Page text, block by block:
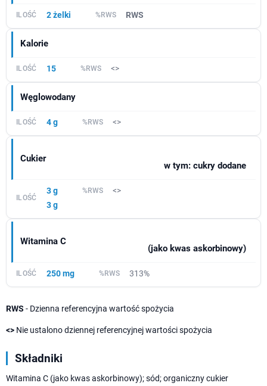
2 żelki RWS
Kalorie
15 <>
Węglowodany
4 g <>
Cukier
w tym: cukry dodane
3 g
3 g
<>
Witamina C
(jako kwas askorbinowy)
250 mg 313%
RWS - Dzienna referencyjna wartość spożycia
<> Nie ustalono dziennej referencyjnej wartości spożycia
Składniki
Witamina C (jako kwas askorbinowy); sód; organiczny cukier